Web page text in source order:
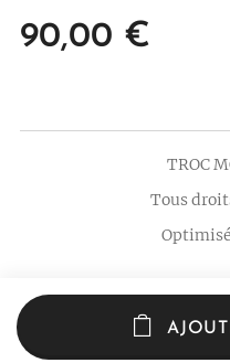
90,00 €
TROC
Tous